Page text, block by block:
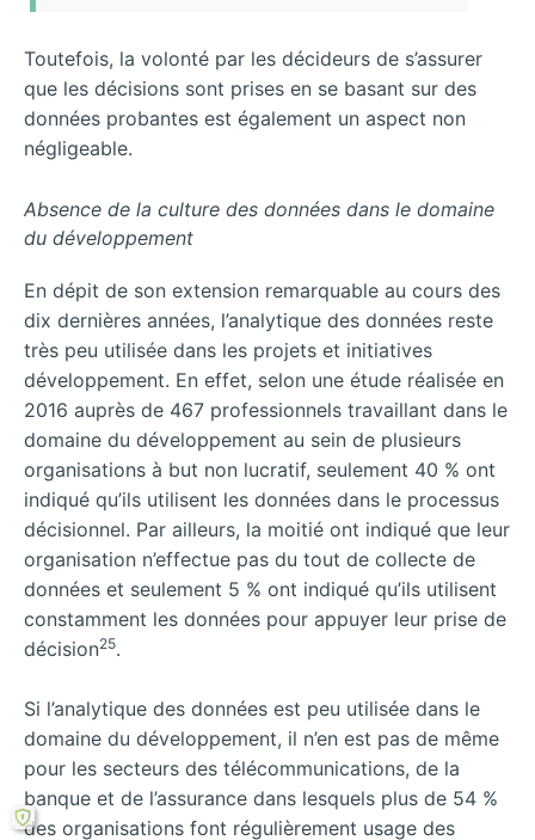
Toutefois, la volonté par les décideurs de s’assurer
que les décisions sont prises en se basant sur des
données probantes est également un aspect non
négligeable.
Absence de la culture des données dans le domaine
du développement
En dépit de son extension remarquable au cours des
dix dernières années, l’analytique des données reste
très peu utilisée dans les projets et initiatives
développement. En effet, selon une étude réalisée en
2016 auprès de 467 professionnels travaillant dans le
domaine du développement au sein de plusieurs
organisations à but non lucratif, seulement 40 % ont
indiqué qu’ils utilisent les données dans le processus
décisionnel. Par ailleurs, la moitié ont indiqué que leur
organisation n’effectue pas du tout de collecte de
données et seulement 5 % ont indiqué qu’ils utilisent
constamment les données pour appuyer leur prise de
décision25.
Si l’analytique des données est peu utilisée dans le
domaine du développement, il n’en est pas de même
pour les secteurs des télécommunications, de la
banque et de l’assurance dans lesquels plus de 54 %
des organisations font régulièrement usage des